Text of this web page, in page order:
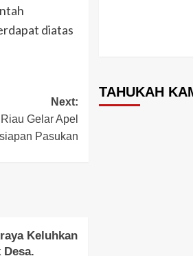
diatas
Next:
Gelar Apel
Pasukan
Keluhkan
TAHUKAH
jika
Loh, Ikan Ini
Diperairan
Faisal Alwie